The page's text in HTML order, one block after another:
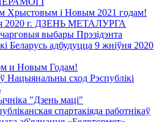
Хрыстовым і Новым 2021 годам!
2020 г. ДЗЕНЬ МЕТАЛУРГА
выбары Прэзідэнта
Беларусь адбудуцца 9 жніўня 2020
и Новым Годам!
Нацыянальны сход Рэспублікі
"Дзень маці"
спартакіяда работнікаў